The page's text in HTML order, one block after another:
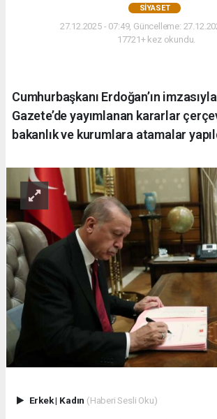
SIYASET
27.12.2025 - 07:49, Güncelleme:
17721+ kez okundu.
Cumhurbaşkanı Erdoğan’ın
Gazete’de yayımlanan kararlar
bakanlık ve kurumlara atamalar
Erkek| Kadın (Haberi Sesli Oku)